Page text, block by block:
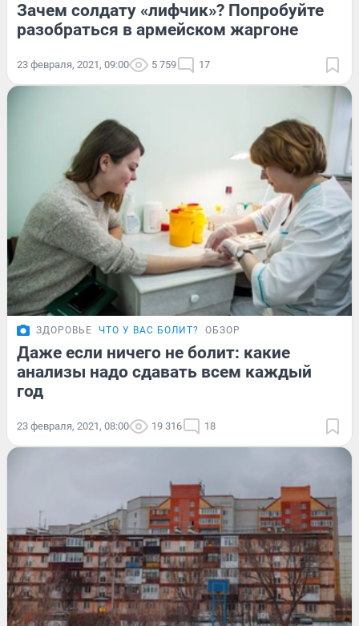
Зачем солдату «лифчик»? Попробуйте
разобраться в армейском жаргоне
23 февраля, 2021, 09:00 5 759 17
ЗДОРОВЬЕ ЧТО У ВАС БОЛИТ? ОБЗОР
Даже если ничего не болит: какие
анализы надо сдавать всем каждый
год
23 февраля, 2021, 08:00 19 316 18